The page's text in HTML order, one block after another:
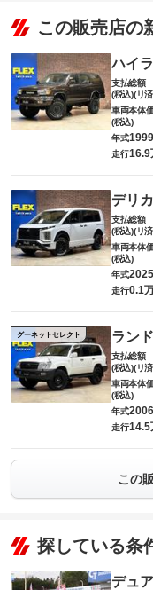
この販売店の
ハイ
支払総額
(税込)(リ
車両本体
(税込)
年式
走行16.9
デリ
支払総額
(税込)(リ
車両本体
(税込)
年式
走行0.1
グーネットセレクト ラン
支払総額
(税込)(リ
車両本体
(税込)
年式
走行14.5
この
探している条
デュ